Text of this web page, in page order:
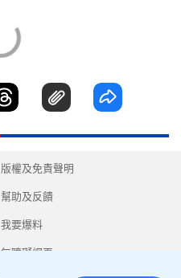
版權及免責聲明
幫助及反饋
我要爆料
無障礙網頁